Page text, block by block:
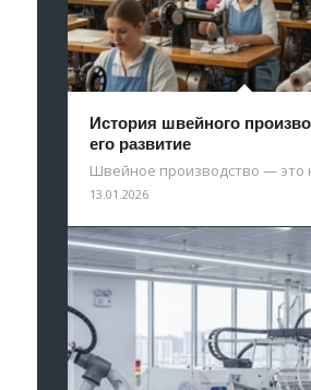
История швейного
его развитие
Швейное производство — это
13.01.2026